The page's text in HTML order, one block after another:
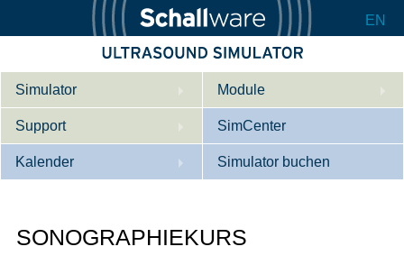
EN
Simulator
Beschreibung
Innere Medizin
Geburtshilfe / Gyn
Module
Support
Wer wir sind
Downloads
SimCenter
Kalender
Referenzen
Simulator buchen
SONOGRAPHIEKURS